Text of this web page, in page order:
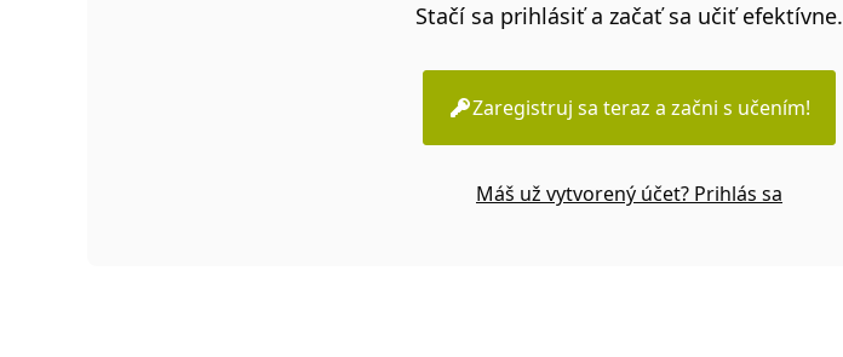
Stačí sa prihlásiť a začať sa učiť efektívne.
Zaregistruj sa teraz a začni s učením!
Máš už vytvorený účet? Prihlás sa